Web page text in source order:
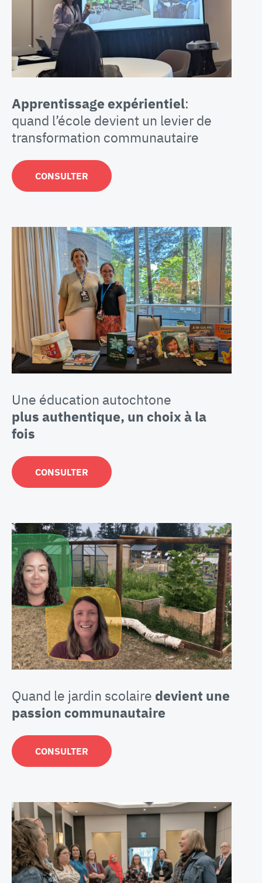
Apprentissage expérientiel:
quand l’école devient un levier de
transformation communautaire
CONSULTER
Une éducation autochtone
plus authentique, un choix à la
fois
CONSULTER
Quand le jardin scolaire devient une
passion communautaire
CONSULTER